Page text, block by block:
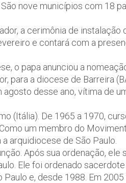
nove municípios com 18
a cerimônia de instalação
e contará com a
o papa anunciou a
para a diocese de Barreira
desse ano, vítima de
(Itália). De 1965 a 1970,
um membro do
arquidiocese de São Paulo.
Após sua ordenação, ele
Ele foi ordenado
Paulo e, desde 1988. Em